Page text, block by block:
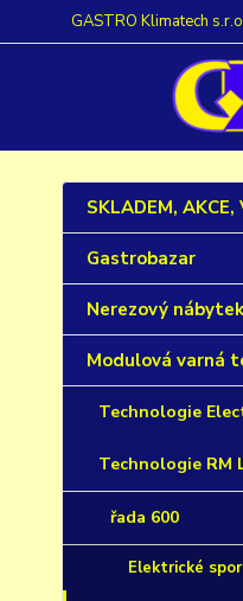
GASTRO Klimatech
SKLADEM, AKCE,
Gastrobazar
Nerezový nábytek
Modulová varná
Technologie
Technologie RM
řada 600
Elektrické